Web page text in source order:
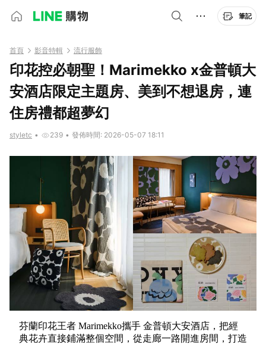
筆記
首頁 影音特輯 流行服飾
印花控必朝聖！Marimekko x金普頓大
安酒店限定主題房、美到不想退房，連
住房禮都超夢幻
styletc • 239 • 發佈時間: 2026-05-07 18:11
芬蘭印花王者 Marimekko攜手 金普頓大安酒店，把經
典花卉直接鋪滿整個空間，從走廊一路開進房間，打造